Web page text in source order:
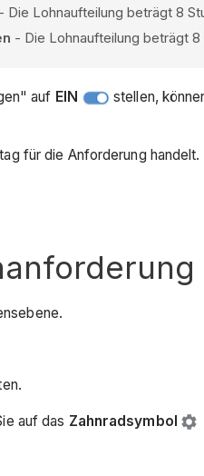
- Die Lohnaufteilung beträgt 8
- Die Lohnaufteilung beträgt 8
auf EIN stellen,
für die Anforderung handelt.
auf das Zahnradsymbol